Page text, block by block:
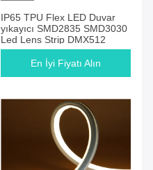
IP65 TPU Flex LED Duvar
yıkayıcı SMD2835 SMD3030
Led Lens Strip DMX512
En İyi Fiyatı Alın